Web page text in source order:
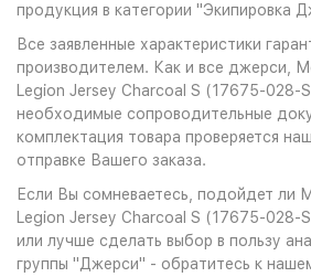
продукция в категории "Экипировка
Все заявленные характеристики
производителем. Как и все джерси,
Legion Jersey Charcoal S (17675-028-
необходимые сопроводительные
комплектация товара проверяется
отправке Вашего заказа.
Если Вы сомневаетесь, подойдет ли
Legion Jersey Charcoal S (17675-028-
или лучше сделать выбор в пользу
группы "Джерси" - обратитесь к